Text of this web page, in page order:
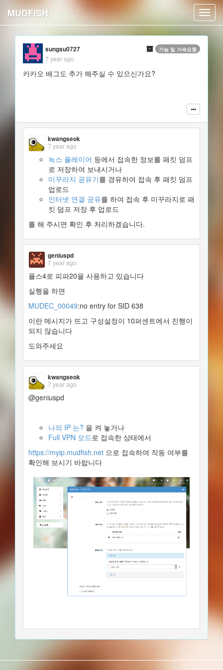
MUDFISH
sungsu0727
7 year ago
기능 및 가속요청
카카오 배그도 추가 해주실 수 있으신가요?
kwangseok
7 year ago
녹스 플레이어 등에서 접속한 정보를 패킷 덤프
로 저장하여 보내시거나
미꾸라지 공유기를 경유하여 접속 후 패킷 덤프
업로드
인터넷 연결 공유를 하여 접속 후 미꾸라지로 패
킷 덤프 저장 후 업로드
를 해 주시면 확인 후 처리하겠습니다.
geniuspd
7 year ago
플스4로 피파20을 사용하고 있습니다
실행을 하면
MUDEC_00049:no entry for SID 638
이란 메시지가 뜨고 구성설정이 10퍼센트에서 진행이
되지 않습니다
도와주세요
kwangseok
7 year ago
@geniuspd
나의 IP 는? 을 켜 놓거나
Full VPN 모드로 접속한 상태에서
https://myip.mudfish.net 으로 접속하여 작동 여부를
확인해 보시기 바랍니다